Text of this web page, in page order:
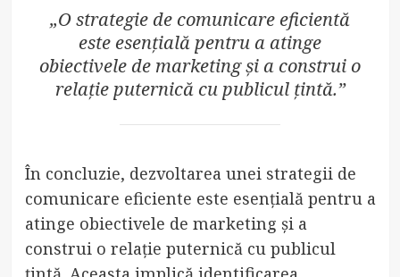
„O strategie de comunicare eficientă
este esențială pentru a atinge
obiectivele de marketing și a construi o
relație puternică cu publicul țintă.”
În concluzie, dezvoltarea unei strategii de
comunicare eficiente este esențială pentru a
atinge obiectivele de marketing și a
construi o relație puternică cu publicul